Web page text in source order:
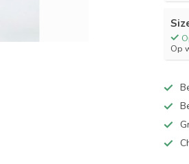
Op